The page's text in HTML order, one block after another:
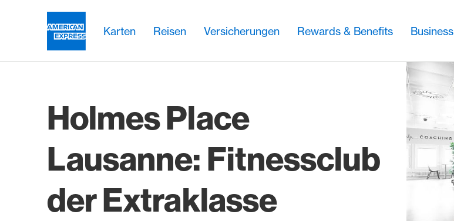
Karten Reisen Versicherungen Rewards & Benefits Business
Holmes Place
Lausanne: Fitnessclub
der Extraklasse